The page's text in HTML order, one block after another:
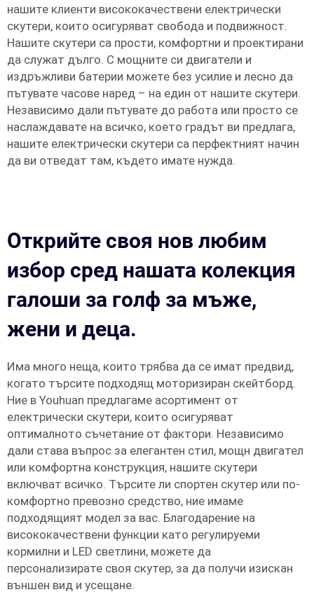
нашите клиенти висококачествени електрически
скутери, които осигуряват свобода и подвижност.
Нашите скутери са прости, комфортни и проектирани
да служат дълго. С мощните си двигатели и
издръжливи батерии можете без усилие и лесно да
пътувате часове наред – на един от нашите скутери.
Независимо дали пътувате до работа или просто се
наслаждавате на всичко, което градът ви предлага,
нашите електрически скутери са перфектният начин
да ви отведат там, където имате нужда.
Открийте своя нов любим
избор сред нашата колекция
галоши за голф за мъже,
жени и деца.
Има много неща, които трябва да се имат предвид,
когато търсите подходящ моторизиран скейтборд.
Ние в Youhuan предлагаме асортимент от
електрически скутери, които осигуряват
оптималното съчетание от фактори. Независимо
дали става въпрос за елегантен стил, мощн двигател
или комфортна конструкция, нашите скутери
включват всичко. Търсите ли спортен скутер или по-
комфортно превозно средство, ние имаме
подходящият модел за вас. Благодарение на
висококачествени функции като регулируеми
кормилни и LED светлини, можете да
персонализирате своя скутер, за да получи изискан
външен вид и усещане.